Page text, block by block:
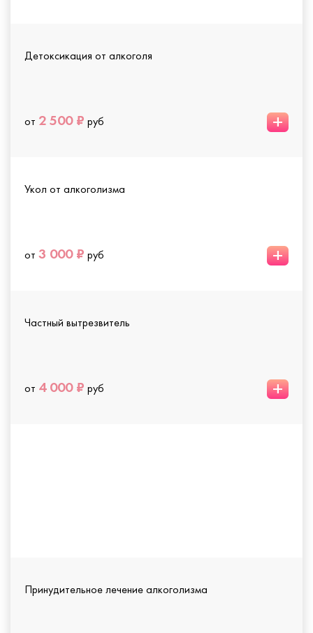
Детоксикация от алкоголя
от 2 500 ₽ руб +
Укол от алкоголизма
от 3 000 ₽ руб +
Частный вытрезвитель
от 4 000 ₽ руб +
Принудительное лечение алкоголизма